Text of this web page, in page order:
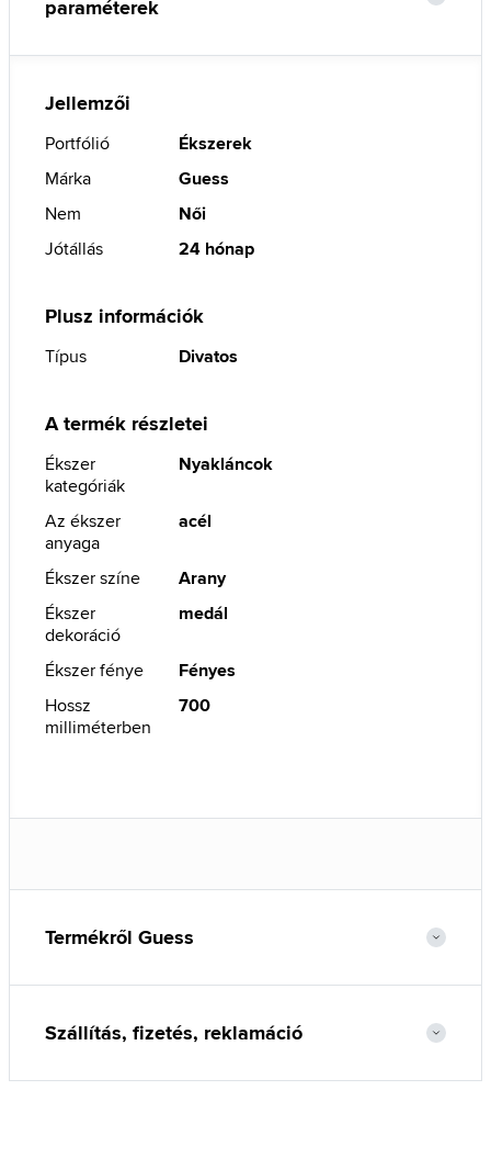
paraméterek
Jellemzői
Portfólió
Ékszerek
Márka
Guess
Nem
Női
Jótállás
24 hónap
Plusz információk
Típus Divatos
A termék részletei
Ékszer
kategóriák
Nyakláncok
Az ékszer
anyaga
acél
Ékszer színe
Arany
Ékszer
dekoráció
medál
Ékszer fénye
Fényes
Hossz
milliméterben
700
Termékről Guess
Szállítás, fizetés, reklamáció